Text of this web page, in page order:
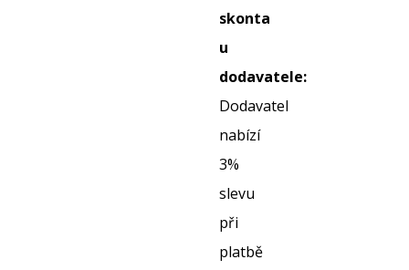
skonta
u
dodavatele:
Dodavatel
nabízí
3%
slevu
při
platbě